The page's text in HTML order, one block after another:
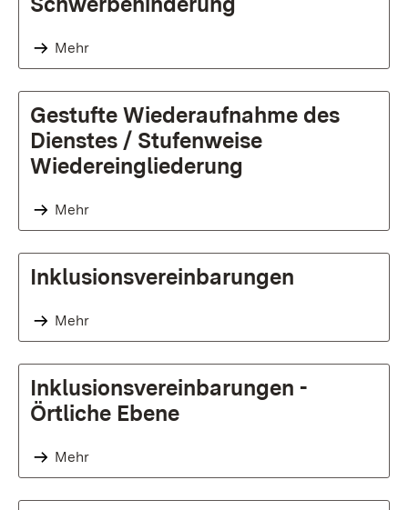
Mehr
Gestufte Wiederaufnahme des
Dienstes / Stufenweise
Wiedereingliederung
Mehr
Inklusionsvereinbarungen
Mehr
Inklusionsvereinbarungen -
Örtliche Ebene
Mehr